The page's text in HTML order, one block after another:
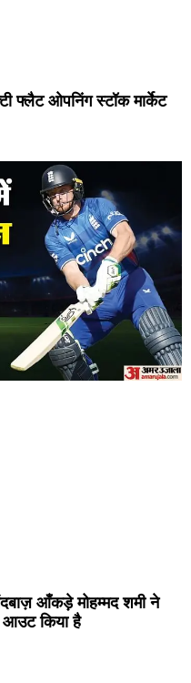
फ्लैट ओपनिंग स्टॉक मार्केट
आँकड़े मोहम्मद शमी ने
आउट किया है